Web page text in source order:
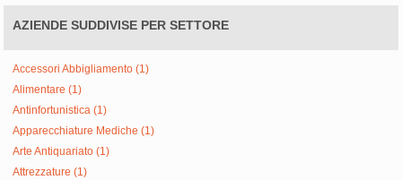
AZIENDE SUDDIVISE PER SETTORE
Accessori Abbigliamento (1)
Alimentare (1)
Antinfortunistica (1)
Apparecchiature Mediche (1)
Arte Antiquariato (1)
Attrezzature (1)